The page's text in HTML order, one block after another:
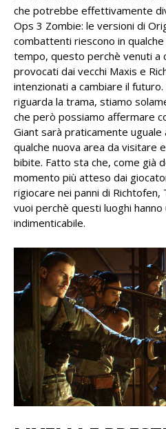
che potrebbe effettivamente
Ops 3 Zombie: le versioni di
combattenti riescono in
tempo, questo perchè venuti a
provocati dai vecchi Maxis e
intenzionati a cambiare il
riguarda la trama, stiamo
che però possiamo affermare
Giant sarà praticamente
qualche nuova area da visitare
bibite. Fatto sta che, come già
momento più atteso dai
rigiocare nei panni di Richtofen,
vuoi perchè questi luoghi
indimenticabile.